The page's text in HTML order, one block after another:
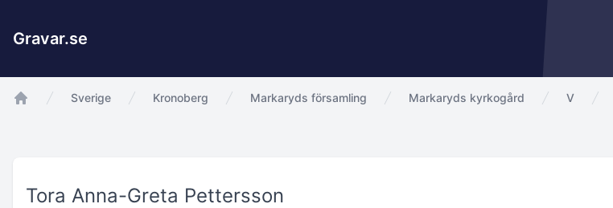
Gravar.se
Sverige Kronoberg Markaryds församling Markaryds kyrkogård V
Tora Anna-Greta Pettersson